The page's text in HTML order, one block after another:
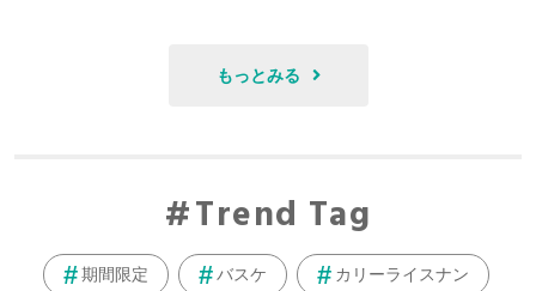
もっとみる
Trend Tag
期間限定 バスケ カリーライスナン